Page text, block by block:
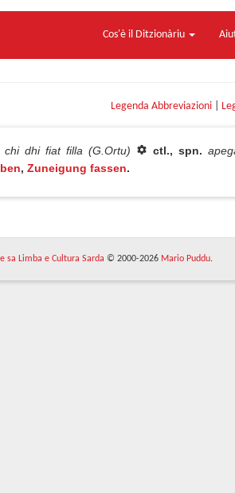
Cos'è il Ditzionàriu
Legenda Abbreviazioni
dhi fiat filla (G.Ortu) ctl., spn.
, Zuneigung fassen.
sa Limba e Cultura Sarda © 2000-2026 Mario Puddu.